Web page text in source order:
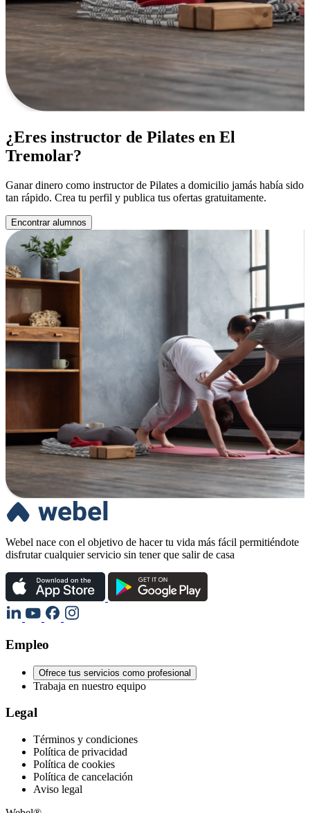
¿Eres instructor de Pilates en El
Tremolar?
Ganar dinero como instructor de Pilates a domicilio jamás había sido
tan rápido. Crea tu perfil y publica tus ofertas gratuitamente.
Encontrar alumnos
Webel nace con el objetivo de hacer tu vida más fácil permitiéndote
disfrutar cualquier servicio sin tener que salir de casa
Empleo
Ofrece tus servicios como profesional
Trabaja en nuestro equipo
Legal
Términos y condiciones
Política de privacidad
Política de cookies
Política de cancelación
Aviso legal